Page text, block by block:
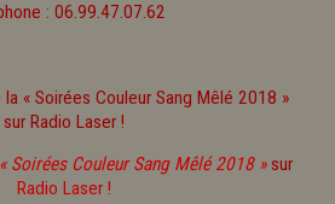
: 06.99.47.07.62
« Soirées Couleur Sang Mêlé 2018 »sur
Radio Laser !